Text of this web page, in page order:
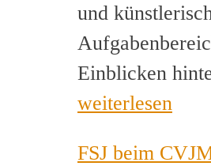
und
Einblicken
weiterlesen
FSJ beim